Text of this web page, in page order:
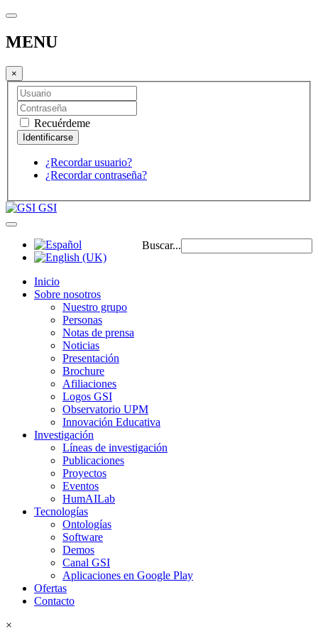
MENU
×
Recuérdeme
¿Recordar usuario?
¿Recordar contraseña?
GSI
Buscar...
Inicio
Sobre nosotros
Nuestro grupo
Personas
Notas de prensa
Noticias
Presentación
Brochure
Afiliaciones
Logos GSI
Observatorio UPM
Innovación Educativa
Investigación
Líneas de investigación
Publicaciones
Proyectos
Eventos
HumAILab
Tecnologías
Ontologías
Software
Demos
Canal GSI
Aplicaciones en Google Play
Ofertas
Contacto
×